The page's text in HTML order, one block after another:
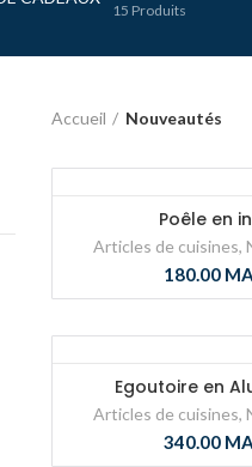
15 Produits
Accueil Nouveautés
Poêle en
Articles de cuisines,
180.00
Egoutoire en
Articles de cuisines,
340.00